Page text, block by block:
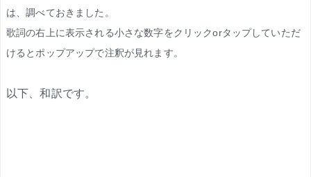
は、調べておきました。
歌詞の右上に表示される小さな数字をクリックorタップしていただ
けるとポップアップで注釈が見れます。
以下、和訳です。